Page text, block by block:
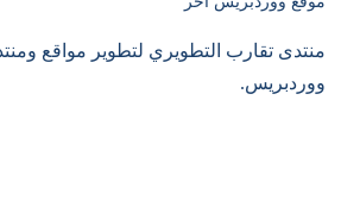
منتدى تقارب التطويري لتطوير مواقع
ووردبريس.